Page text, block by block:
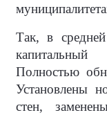
Так, в
Полностью
Установлены
стен,